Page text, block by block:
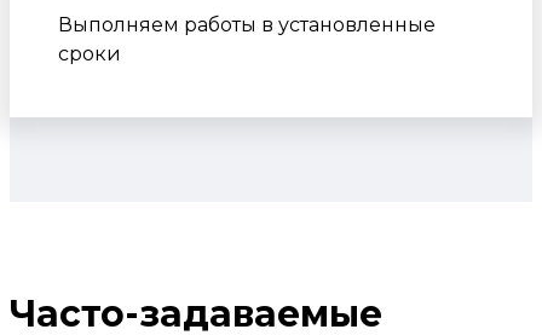
Выполняем работы в установленные
сроки
Часто-задаваемые